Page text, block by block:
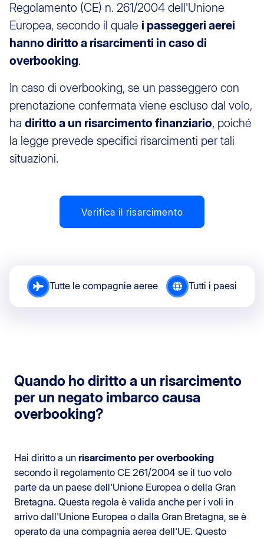
Regolamento (CE) n. 261/2004 dell'Unione
Europea, secondo il quale i passeggeri aerei
hanno diritto a risarcimenti in caso di
overbooking.
In caso di overbooking, se un passeggero con
prenotazione confermata viene escluso dal volo,
ha diritto a un risarcimento finanziario, poiché
la legge prevede specifici risarcimenti per tali
situazioni.
Verifica il risarcimento
Tutte le compagnie aeree Tutti i paesi
Quando ho diritto a un risarcimento
per un negato imbarco causa
overbooking?
Hai diritto a un risarcimento per overbooking
secondo il regolamento CE 261/2004 se il tuo volo
parte da un paese dell'Unione Europea o della Gran
Bretagna. Questa regola è valida anche per i voli in
arrivo dall'Unione Europea o dalla Gran Bretagna, se è
operato da una compagnia aerea dell'UE. Questo